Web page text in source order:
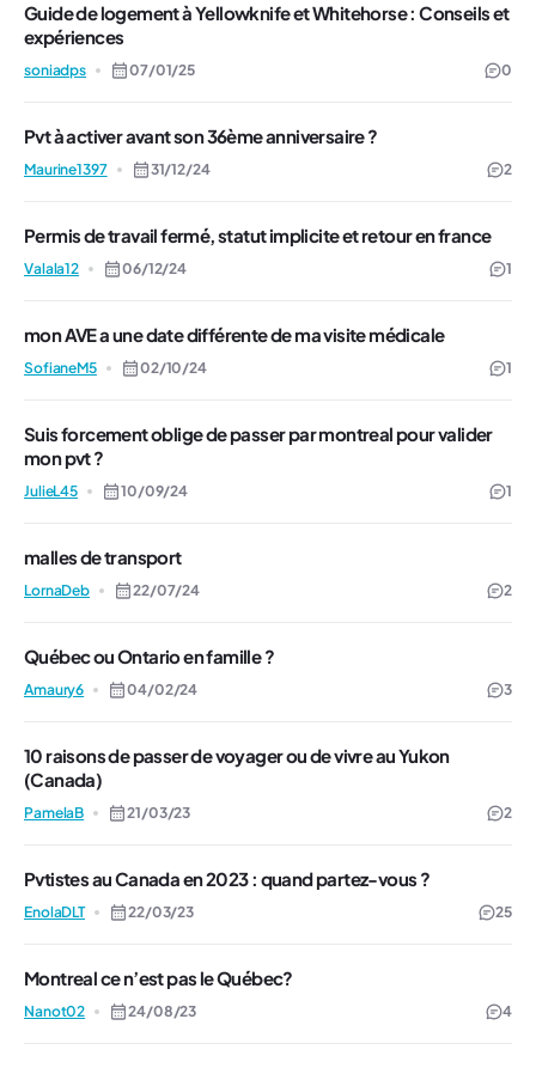
Guide de logement à Yellowknife et Whitehorse : Conseils et
expériences
soniadps 07/01/25 0
Pvt à activer avant son 36ème anniversaire ?
Maurine1397 31/12/24 2
Permis de travail fermé, statut implicite et retour en france
Valala12 06/12/24 1
mon AVE a une date différente de ma visite médicale
SofianeM5 02/10/24 1
Suis forcement oblige de passer par montreal pour valider
mon pvt ?
JulieL45 10/09/24 1
malles de transport
LornaDeb 22/07/24 2
Québec ou Ontario en famille ?
Amaury6 04/02/24 3
10 raisons de passer de voyager ou de vivre au Yukon
(Canada)
PamelaB 21/03/23 2
Pvtistes au Canada en 2023 : quand partez-vous ?
EnolaDLT 22/03/23 25
Montreal ce n’est pas le Québec?
Nanot02 24/08/23 4